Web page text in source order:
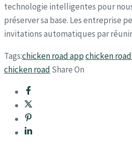
technologie intelligentes pour
préserver sa base. Les entreprise
invitations automatiques par réunir
Tags:chicken road appchicken
chicken road Share On